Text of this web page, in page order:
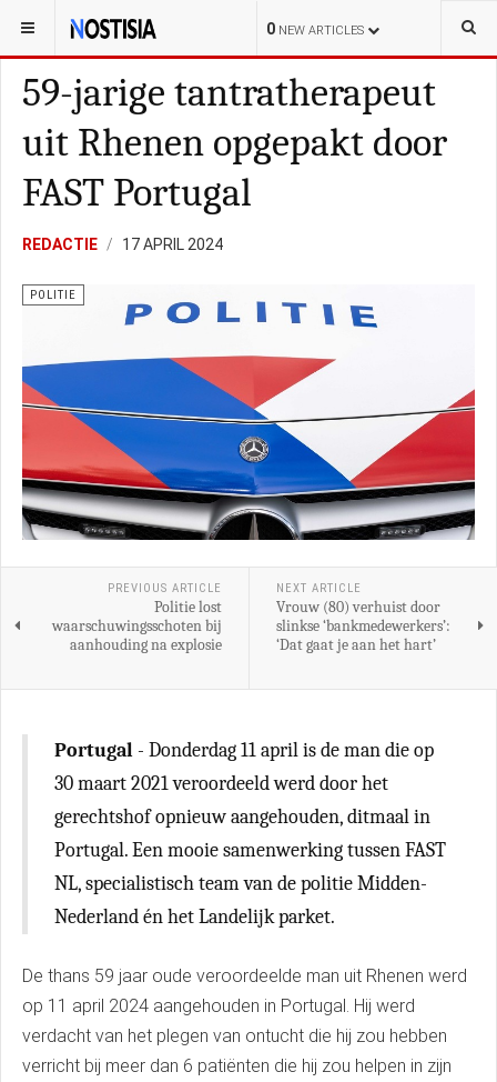
0 NEW ARTICLES
YOU ARE HERE: NEDERLAND ALGEMEEN
59-jarige tantratherapeut
uit Rhenen opgepakt door
FAST Portugal
REDACTIE 17 APRIL 2024
POLITIE
PREVIOUS ARTICLE
Politie lost
waarschuwingsschoten bij
aanhouding na explosie
NEXT ARTICLE
Vrouw (80) verhuist door
slinkse ‘bankmedewerkers’:
‘Dat gaat je aan het hart’
Portugal - Donderdag 11 april is de man die op
30 maart 2021 veroordeeld werd door het
gerechtshof opnieuw aangehouden, ditmaal in
Portugal. Een mooie samenwerking tussen FAST
NL, specialistisch team van de politie Midden-
Nederland én het Landelijk parket.
De thans 59 jaar oude veroordeelde man uit Rhenen werd
op 11 april 2024 aangehouden in Portugal. Hij werd
verdacht van het plegen van ontucht die hij zou hebben
verricht bij meer dan 6 patiënten die hij zou helpen in zijn